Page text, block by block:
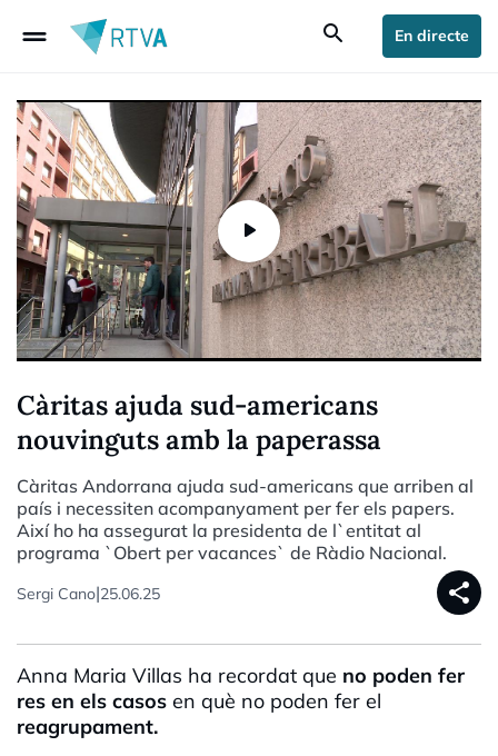
drag_handle search En directe
Càritas ajuda sud-americans
nouvinguts amb la paperassa
Càritas Andorrana ajuda sud-americans que arriben al
país i necessiten acompanyament per fer els papers.
Així ho ha assegurat la presidenta de l`entitat al
programa `Obert per vacances` de Ràdio Nacional.
Sergi Cano|25.06.25 share
Anna Maria Villas ha recordat que no poden fer
res en els casos en què no poden fer el
reagrupament.